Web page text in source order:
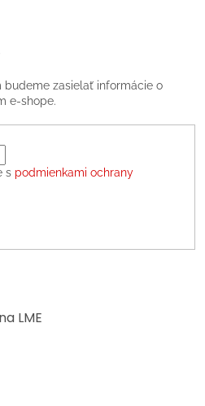
zasielať informácie o
e-shope.
s podmienkami ochrany
LME